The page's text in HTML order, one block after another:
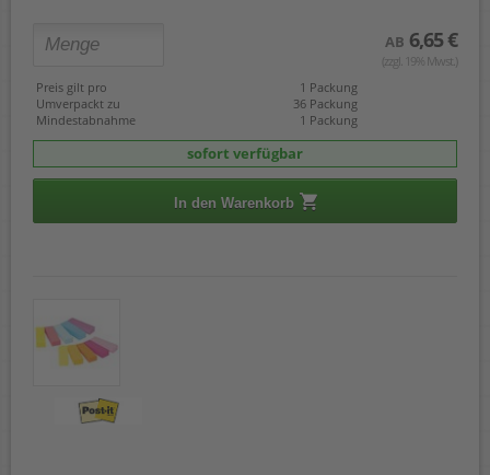
AB 6,65 €
(zzgl. 19% Mwst.)
Preis gilt pro
1 Packung
Umverpackt zu
36 Packung
Mindestabnahme
1 Packung
sofort verfügbar
In den Warenkorb